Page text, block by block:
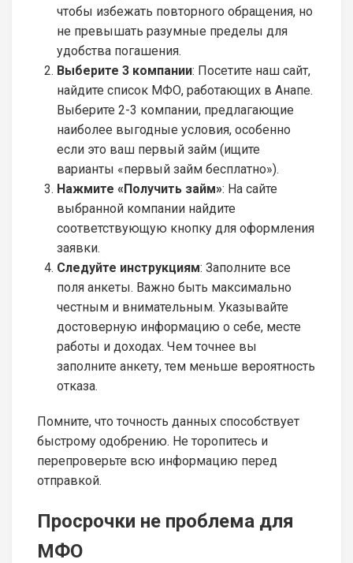
чтобы избежать повторного обращения, но
не превышать разумные пределы для
удобства погашения.
Выберите 3 компании: Посетите наш сайт,
найдите список МФО, работающих в Анапе.
Выберите 2-3 компании, предлагающие
наиболее выгодные условия, особенно
если это ваш первый займ (ищите
варианты «первый займ бесплатно»).
Нажмите «Получить займ»: На сайте
выбранной компании найдите
соответствующую кнопку для оформления
заявки.
Следуйте инструкциям: Заполните все
поля анкеты. Важно быть максимально
честным и внимательным. Указывайте
достоверную информацию о себе, месте
работы и доходах. Чем точнее вы
заполните анкету, тем меньше вероятность
отказа.
Помните, что точность данных способствует
быстрому одобрению. Не торопитесь и
перепроверьте всю информацию перед
отправкой.
Просрочки не проблема для
МФО